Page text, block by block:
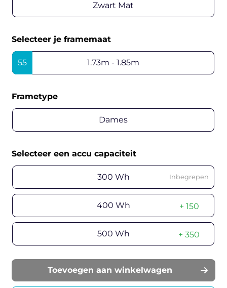
Zwart Mat
Selecteer je framemaat
55 1.73m - 1.85m
Frametype
Dames
Selecteer een accu capaciteit
300 Wh Inbegrepen
400 Wh + 150
500 Wh + 350
Toevoegen aan winkelwagen